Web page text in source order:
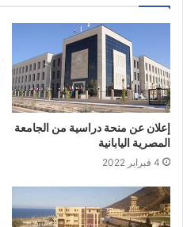
إعلان عن منحة دراسية من الجامعة
المصرية اليابانية
4 فبراير 2022